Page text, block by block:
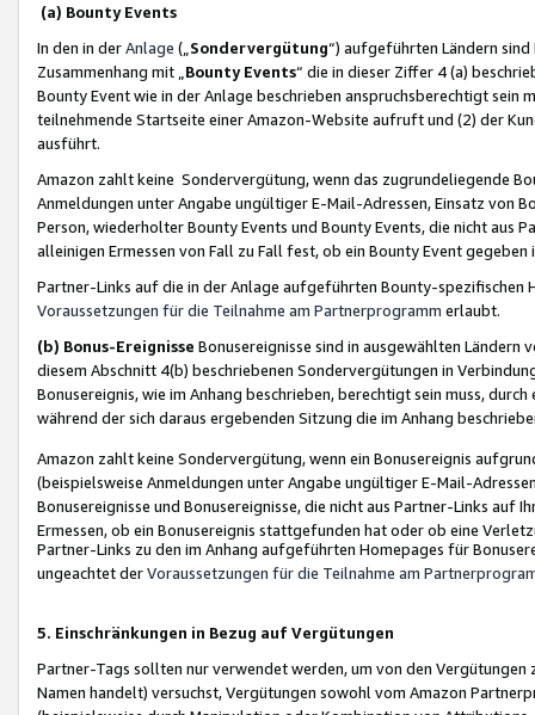
(a) Bounty Events
In den in derAnlage („ Sondervergütung“) aufgeführten Ländern
Zusammenhang mit „ Bounty Events“ die in dieser Ziffer 4 (a)
Bounty Event wie in der Anlage beschrieben anspruchsberechtigt sein
teilnehmende Startseite einer Amazon-Website aufruft und (2) der
ausführt.
Amazon zahlt keine Sondervergütung, wenn das zugrundeliegende
Anmeldungen unter Angabe ungültiger E-Mail-Adressen, Einsatz von
Person, wiederholter Bounty Events und Bounty Events, die nicht
alleinigen Ermessen von Fall zu Fall fest, ob ein Bounty Event
Partner-Links auf die in der Anlage aufgeführten Bounty-spezifischen
Voraussetzungen für die Teilnahme am Partnerprogramm erlaubt.
(b) Bonus-Ereignisse Bonusereignisse sind in ausgewählten Ländern
diesem Abschnitt 4(b) beschriebenen Sondervergütungen in
Bonusereignis, wie im Anhang beschrieben, berechtigt sein muss,
während der sich daraus ergebenden Sitzung die im Anhang
Amazon zahlt keine Sondervergütung, wenn ein Bonusereignis
(beispielsweise Anmeldungen unter Angabe ungültiger E-Mail-
Bonusereignisse und Bonusereignisse, die nicht aus Partner-Links auf
Ermessen, ob ein Bonusereignis stattgefunden hat oder ob eine
Partner-Links zu den im Anhang aufgeführten Homepages für
ungeachtet derVoraussetzungen für die Teilnahme am
5. Einschränkungen in Bezug auf Vergütungen
Partner-Tags sollten nur verwendet werden, um von den
Namen handelt) versuchst, Vergütungen sowohl vom Amazon